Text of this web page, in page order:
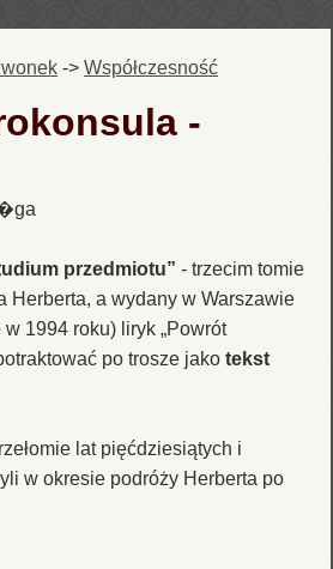
-> Współczesność
-
przedmiotu” - trzecim tomie
Herberta, a wydany w Warszawie
1994 roku) liryk „Powrót
po trosze jako tekst
lat pięćdziesiątych i
w okresie podróży Herberta po